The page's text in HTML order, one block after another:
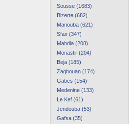
Sousse (1683)
Bizerte (682)
Manouba (621)
Sfax (347)
Mahdia (208)
Monastir (204)
Beja (185)
Zaghouan (174)
Gabes (154)
Medenine (133)
Le Kef (61)
Jendouba (53)
Gafsa (35)